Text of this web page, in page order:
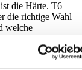
die Härte. T6
die richtige Wahl
welche